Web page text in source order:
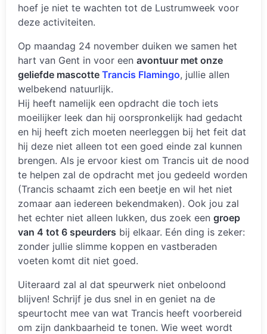
hoef je niet te wachten tot de Lustrumweek voor
deze activiteiten.
Op maandag 24 november duiken we samen het
hart van Gent in voor een avontuur met onze
geliefde mascotte Trancis Flamingo, jullie allen
welbekend natuurlijk.
Hij heeft namelijk een opdracht die toch iets
moeilijker leek dan hij oorspronkelijk had gedacht
en hij heeft zich moeten neerleggen bij het feit dat
hij deze niet alleen tot een goed einde zal kunnen
brengen. Als je ervoor kiest om Trancis uit de nood
te helpen zal de opdracht met jou gedeeld worden
(Trancis schaamt zich een beetje en wil het niet
zomaar aan iedereen bekendmaken). Ook jou zal
het echter niet alleen lukken, dus zoek een groep
van 4 tot 6 speurders bij elkaar. Eén ding is zeker:
zonder jullie slimme koppen en vastberaden
voeten komt dit niet goed.
Uiteraard zal al dat speurwerk niet onbeloond
blijven! Schrijf je dus snel in en geniet na de
speurtocht mee van wat Trancis heeft voorbereid
om zijn dankbaarheid te tonen. Wie weet wordt